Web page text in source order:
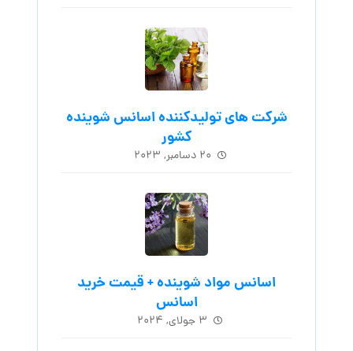
شرکت های تولیدکننده اسانس شوینده
کشور
۲۰ دسامبر, ۲۰۲۳
اسانس مواد شوینده + قیمت خرید
اسانس
۳ جولای, ۲۰۲۴